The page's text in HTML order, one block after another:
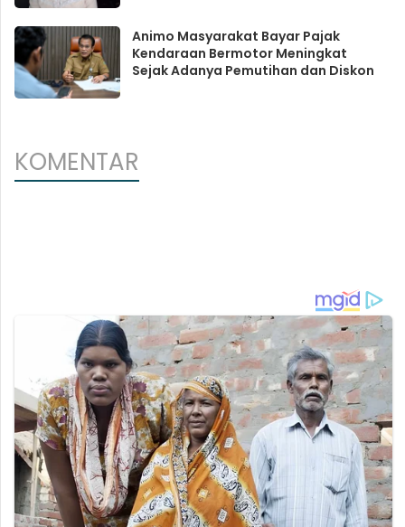
Animo Masyarakat Bayar Pajak
Kendaraan Bermotor Meningkat
Sejak Adanya Pemutihan dan Diskon
KOMENTAR